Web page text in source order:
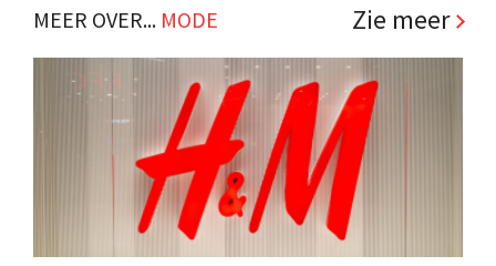
MEER OVER... MODE Zie meer